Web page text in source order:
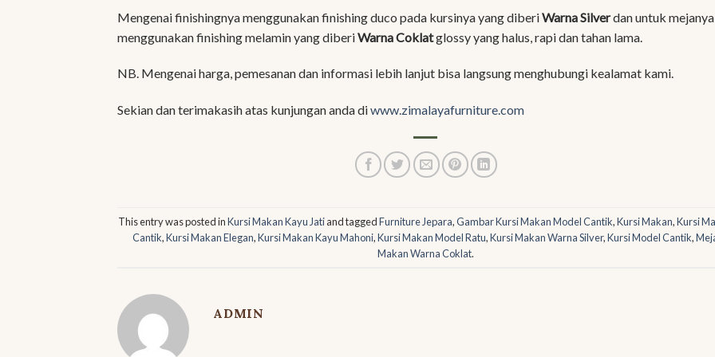
Mengenai finishingnya menggunakan finishing duco pada kursinya yang diberiWarna Silverdan untuk mejanya
menggunakan finishing melamin yang diberiWarna Coklatglossy yang halus, rapi dan tahan lama.
NB. Mengenai harga, pemesanan dan informasi lebih lanjut bisa langsung menghubungi kealamat kami.
Sekian dan terimakasih atas kunjungan anda diwww.zimalayafurniture.com
This entry was posted inKursi Makan Kayu Jatiand taggedFurniture Jepara,Gambar Kursi Makan Model Cantik,Kursi Makan,Kursi
Cantik,Kursi Makan Elegan,Kursi Makan Kayu Mahoni,Kursi Makan Model Ratu,Kursi Makan Warna Silver,Kursi Model Cantik,
Makan Warna Coklat.
ADMIN